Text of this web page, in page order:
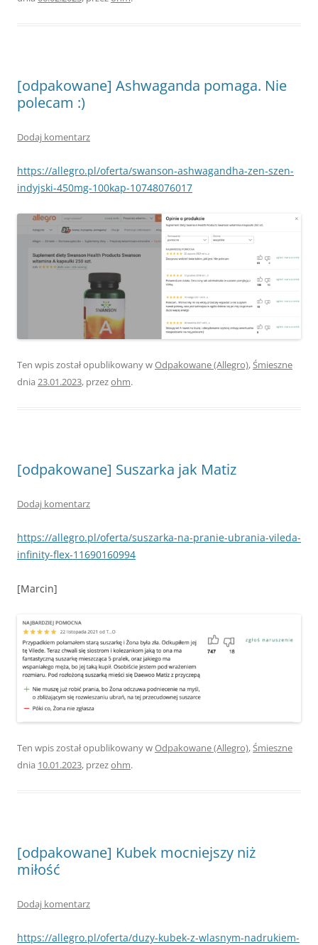
[odpakowane] Ashwaganda pomaga. Nie
polecam :)
Dodaj komentarz
https://allegro.pl/oferta/swanson-ashwagandha-zen-szen-
indyjski-450mg-100kap-10748076017
Ten wpis został opublikowany wOdpakowane (Allegro),Śmieszne
dnia 23.01.2023, przezohm.
[odpakowane] Suszarka jak Matiz
Dodaj komentarz
https://allegro.pl/oferta/suszarka-na-pranie-ubrania-vileda-
infinity-flex-11690160994
[Marcin]
Ten wpis został opublikowany wOdpakowane (Allegro),Śmieszne
dnia 10.01.2023, przezohm.
[odpakowane] Kubek mocniejszy niż
miłość
Dodaj komentarz
https://allegro.pl/oferta/duzy-kubek-z-wlasnym-nadrukiem-